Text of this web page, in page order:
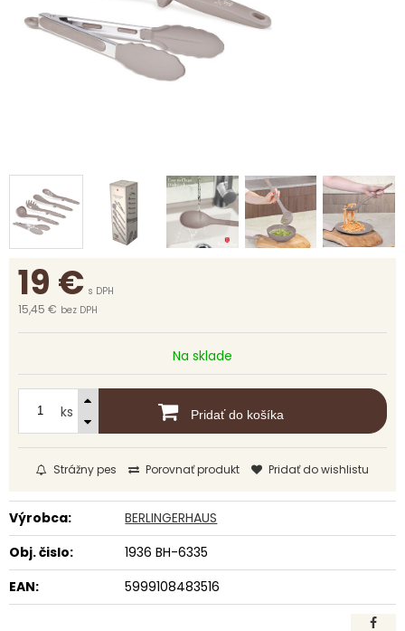
19 € s DPH
15,45 € bez DPH
Na sklade
ks Pridať do košíka
Strážny pes Porovnať produkt Pridať do wishlistu
Výrobca:
BERLINGERHAUS
Obj. čislo:
1936 BH-6335
EAN:
5999108483516